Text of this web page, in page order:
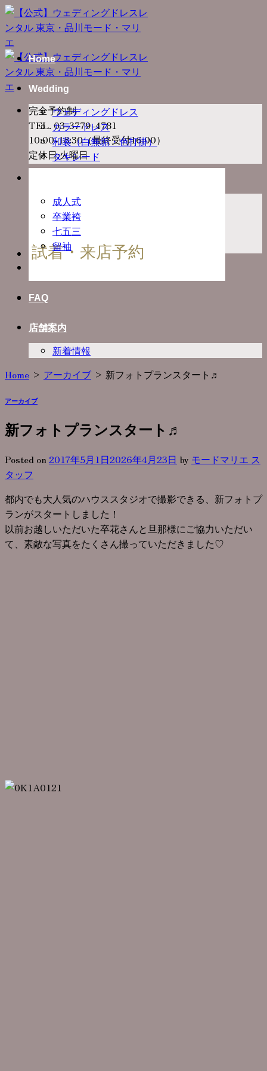
Skip
to
content
完全予約制
TEL. 03-3779-4781
10:00-18:30（最終受付16:00）
定休日:火曜日
試着・来店予約
Home
Wedding
ウェディングドレス
カラードレス
和装（白無垢・色打掛）
タキシード
成人式
卒業袴
七五三
留袖
FAQ
店舗案内
新着情報
Home > アーカイブ > 新フォトプランスタート♬
アーカイブ
新フォトプランスタート♬
Posted on 2017年5月1日2026年4月23日 by モードマリエ ス
タッフ
都内でも大人気のハウススタジオで撮影できる、新フォトプ
ランがスタートしました！
以前お越しいただいた卒花さんと旦那様にご協力いただい
て、素敵な写真をたくさん撮っていただきました♡